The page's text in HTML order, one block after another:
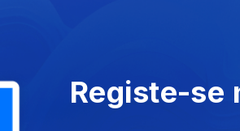
interna à PJ
Registe-se